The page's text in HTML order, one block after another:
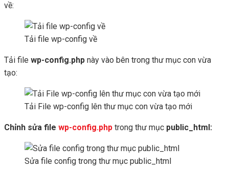
về:
Tải file wp-config về
Tải file wp-config.php này vào bên trong thư mục con vừa
tạo:
Tải File wp-config lên thư mục con vừa tạo mới
Chỉnh sửa file wp-config.php trong thư mục public_html:
Sửa file config trong thư mục public_html